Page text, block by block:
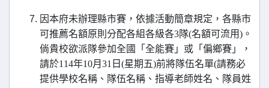
因本府未辦理縣市賽，依據活動簡章規定，各縣市
可推薦名額原則分配各組各級各3隊(名額可流用)。
倘貴校欲派隊參加全國「全能賽」或「偏鄉賽」，
請於114年10月31日(星期五)前將隊伍名單(請務必
提供學校名稱、隊伍名稱、指導老師姓名、隊員姓